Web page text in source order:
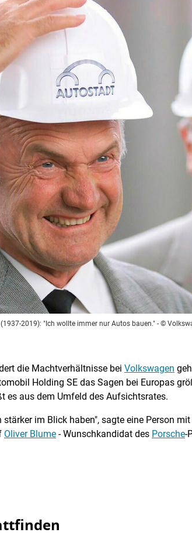
2019): "Ich wollte immer nur Autos bauen." - ©
die Machtverhältnisse bei Volkswagen
Holding SE das Sagen bei Europas
es aus dem Umfeld des Aufsichtsrates.
im Blick haben", sagte eine Person
Oliver Blume - Wunschkandidat des Porsche-